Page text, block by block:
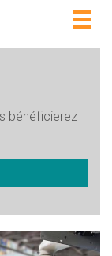
bénéficierez